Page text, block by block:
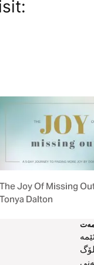
The Joy Of Missing Out
Tonya Dalton